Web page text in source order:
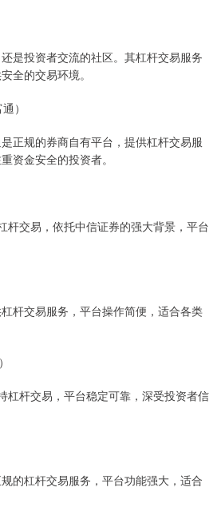
是投资者交流的社区。其杠杆交易服务
全的交易环境。
）
正规的券商自有平台，提供杠杆交易服
资金安全的投资者。
杆交易，依托中信证券的强大背景，平台
杆交易服务，平台操作简便，适合各类
杠杆交易，平台稳定可靠，深受投资者信
的杠杆交易服务，平台功能强大，适合